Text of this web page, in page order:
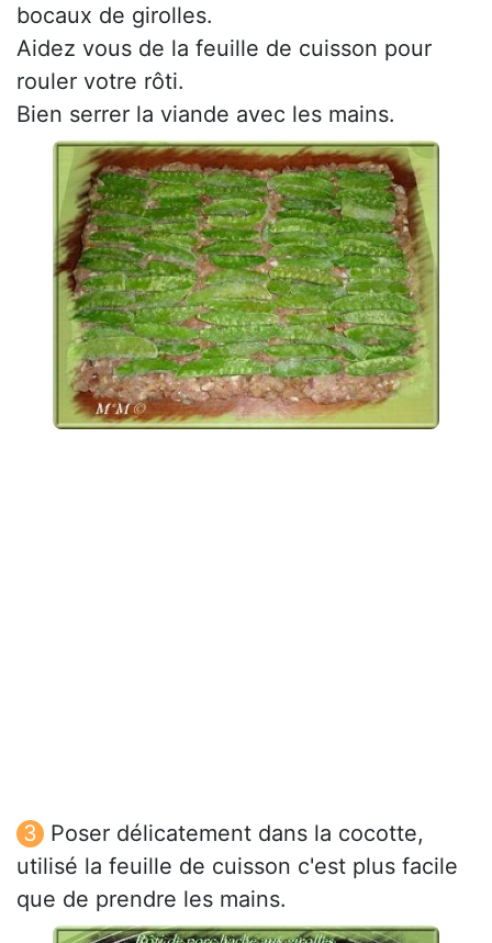
bocaux de girolles.
Aidez vous de la feuille de cuisson pour
rouler votre rôti.
Bien serrer la viande avec les mains.
Poser délicatement dans la cocotte,
utilisé la feuille de cuisson c'est plus facile
que de prendre les mains.